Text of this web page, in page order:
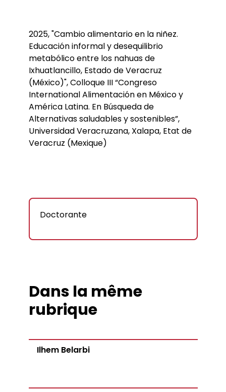
2025, "Cambio alimentario en la niñez.
Educación informal y desequilibrio
metabólico entre los nahuas de
Ixhuatlancillo, Estado de Veracruz
(México)", Colloque III “Congreso
International Alimentación en México y
América Latina. En Búsqueda de
Alternativas saludables y sostenibles”,
Universidad Veracruzana, Xalapa, Etat de
Veracruz (Mexique)
Doctorante
Dans la même
rubrique
Ilhem Belarbi